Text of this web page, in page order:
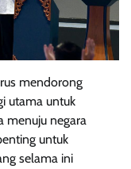
mendorong
utama untuk
menuju negara
untuk
selama ini